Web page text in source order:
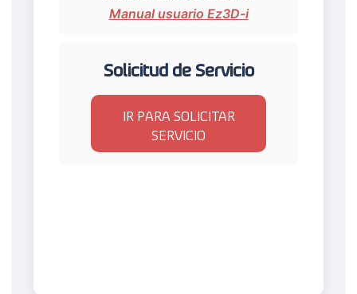
Manual usuario Ez3D-i
Solicitud de Servicio
IR PARA SOLICITAR
SERVICIO